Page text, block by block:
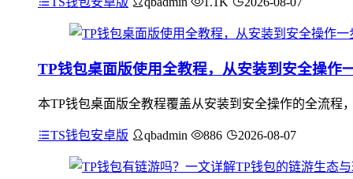
TP钱包桌面版使用全教程，从安装到安全操作
本TP钱包桌面版全教程覆盖从安装到安全操作的全流程
TS钱包安卓版 qbadmin 886 2026-08-07